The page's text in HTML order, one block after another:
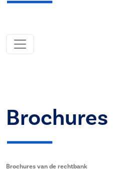
Brochures
Brochures van de rechtbank